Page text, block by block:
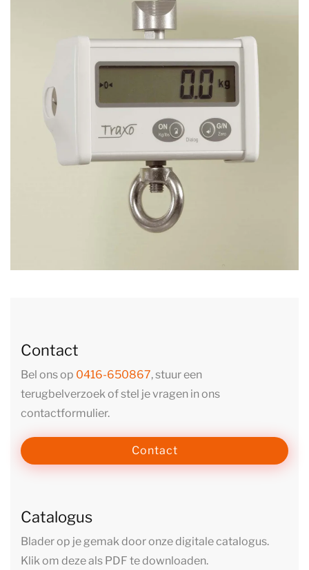
Contact
Bel ons op 0416-650867, stuur een
terugbelverzoek of stel je vragen in ons
contactformulier.
Contact
Catalogus
Blader op je gemak door onze digitale catalogus.
Klik om deze als PDF te downloaden.